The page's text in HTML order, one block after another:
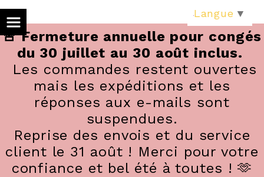
🚨 Fermeture annuelle pour congés
du 30 juillet au 30 août inclus.
Les commandes restent ouvertes
mais les expéditions et les
réponses aux e-mails sont
suspendues.
Reprise des envois et du service
client le 31 août ! Merci pour votre
confiance et bel été à toutes ! 🫶
Langue ▼